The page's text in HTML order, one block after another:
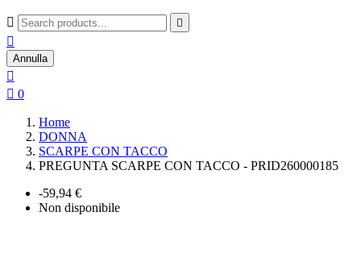
 

Annulla

 0
Home
DONNA
SCARPE CON TACCO
PREGUNTA SCARPE CON TACCO - PRID260000185
-59,94 €
Non disponibile